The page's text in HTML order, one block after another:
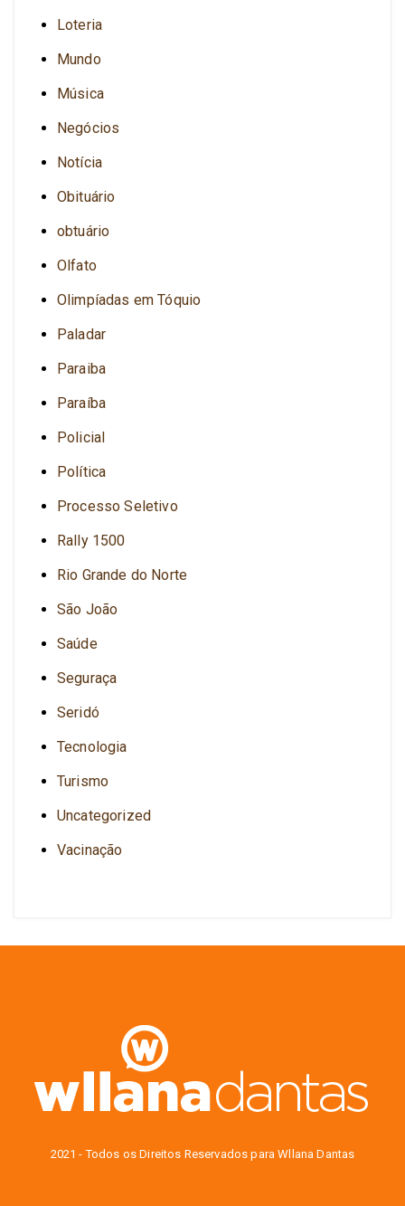
Loteria
Mundo
Música
Negócios
Notícia
Obituário
obtuário
Olfato
Olimpíadas em Tóquio
Paladar
Paraiba
Paraíba
Policial
Política
Processo Seletivo
Rally 1500
Rio Grande do Norte
São João
Saúde
Seguraça
Seridó
Tecnologia
Turismo
Uncategorized
Vacinação
2021 - Todos os Direitos Reservados para Wllana Dantas